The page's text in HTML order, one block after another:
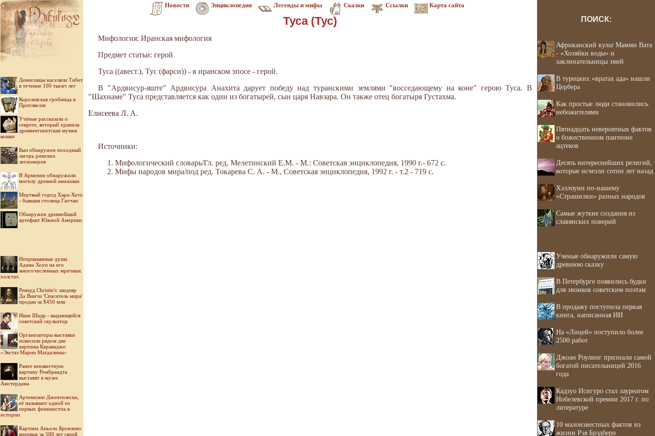
Новости Энциклопедия Легенды и мифы Сказки Ссылки Карта сайта
Денисовцы населяли Тибет
в течение 100 тысяч лет
Королевская гробница в
Притлвелле
Учёные рассказали о
секрете, который хранила
древнеегипетская мумия
кошки
Был обнаружен походный
лагерь римских
легионеров
В Армении обнаружили
могилу древней амазонки
Мертвый город Хара-Хото
- бывшая столица Гаочан
Обнаружен древнейший
артефакт Южной Америки
Неприкаянные души
Адама Хоуи на его
многочисленных мрачных
холстах
Рекорд Christie's: шедевр
Да Винчи 'Спаситель мира'
продан за $450 млн
Иван Шадр - выдающийся
советский скульптор
Организаторы выставки
повесили рядом две
картины Караваджо
«Экстаз Марии Магдалины»
Ранее неизвестную
картину Рембрандта
выставят в музее
Амстердама
Артемизии Джентилески,
её называют одной из
первых феминисток в
истории
Картина Аньоло Бронзино
впервые за 500 лет своей
Туса (Тус)
Мифология: Иранская мифология
Предмет статьи: герой
Туса ((авест.), Тус (фарси)) - в иранском эпосе - герой.
В "Ардвисур-яште" Ардвисура Анахита дарует победу над туранскими землями "восседающему на коне" герою Туса. В
"Шахнаме" Туса представляется как один из богатырей, сын царя Навзара. Он также отец богатыря Густахма.
Елисеева Л. А.
Источники:
Мифологический словарь/Гл. ред. Мелетинский Е.М. - М.: Советская энциклопедия, 1990 г.- 672 с.
Мифы народов мира/под ред. Токарева С. А. - М., Советская энциклопедия, 1992 г. - т.2 - 719 с.
ПОИСК:
Африканский культ Мамми Вата
- «Хозяйки воды» и
заклинательницы змей
В турецких «вратах ада» нашли
Цербера
Как простые люди становились
небожителями
Пятнадцать невероятных фактов
о божественном пантеоне
ацтеков
Десять интереснейших религий,
которые исчезли сотни лет назад
Хэллоуин по-нашему
«Страшилки» разных народов
Самые жуткие создания из
славянских поверий
Ученые обнаружили самую
древнюю сказку
В Петербурге появились будки
для звонков советским поэтам
В продажу поступила первая
книга, написанная ИИ
На «Лицей» поступило более
2500 работ
Джоан Роулинг признали самой
богатой писательницей 2016
года
Кадзуо Исигуро стал лауреатом
Нобелевской премии 2017 г. по
литературе
10 малоизвестных фактов из
жизни Рэя Брэдбери